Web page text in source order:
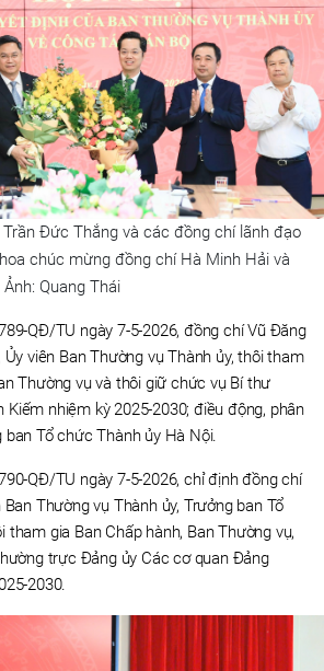
Đức Thắng và các đồng chí lãnh đạo
chúc mừng đồng chí Hà Minh Hải và
Quang Thái
QĐ/TU ngày 7-5-2026, đồng chí Vũ Đăng
viên Ban Thường vụ Thành ủy, thôi tham
Thường vụ và thôi giữ chức vụ Bí thư
nhiệm kỳ 2025-2030; điều động, phân
Tổ chức Thành ủy Hà Nội.
QĐ/TU ngày 7-5-2026, chỉ định đồng chí
Thường vụ Thành ủy, Trưởng ban Tổ
gia Ban Chấp hành, Ban Thường vụ,
trực Đảng ủy Các cơ quan Đảng
2030.